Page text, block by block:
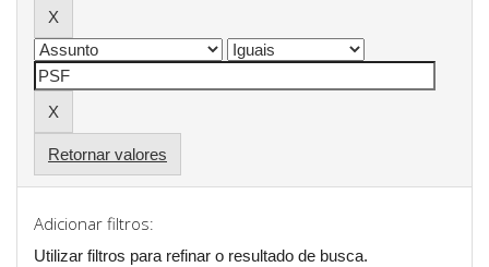
Retornar valores
Adicionar filtros:
Utilizar filtros para refinar o resultado de busca.